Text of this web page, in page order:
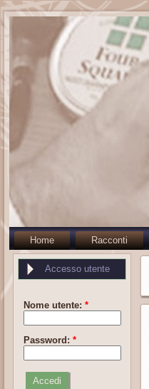
Home Racconti
Accesso utente
Nome utente: *
Password: *